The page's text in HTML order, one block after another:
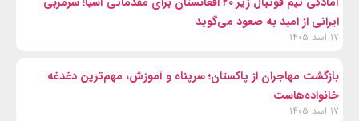
ایرانی از امید به صعود می‌گوید
۱۷ اسد ۱۴۰۵
بازگشت مهاجران از پاکستان؛ سرپناه و آموزش، مهم‌ترین دغدغه
خانواده‌هاست
۱۷ اسد ۱۴۰۵